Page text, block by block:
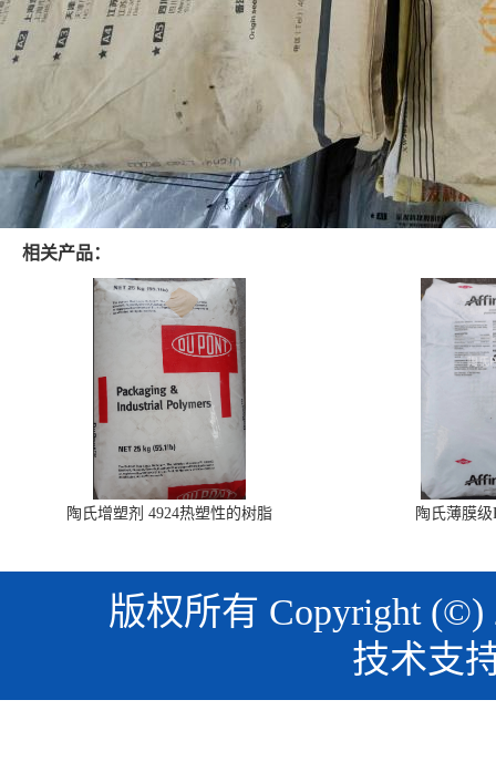
相关产品：
陶氏增塑剂 4924热塑性的树脂 陶氏薄膜级
版权所有 Copyright
技术支